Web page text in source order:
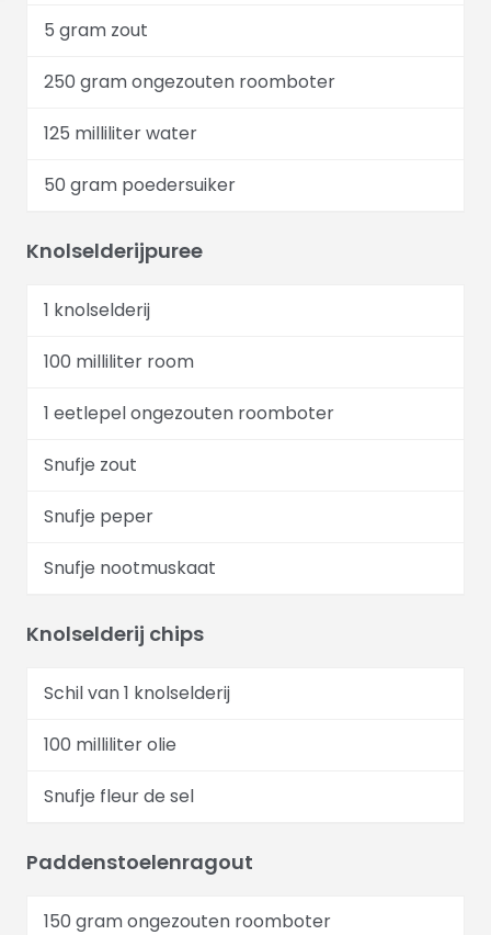
5 gram zout
250 gram ongezouten roomboter
125 milliliter water
50 gram poedersuiker
Knolselderijpuree
1 knolselderij
100 milliliter room
1 eetlepel ongezouten roomboter
Snufje zout
Snufje peper
Snufje nootmuskaat
Knolselderij chips
Schil van 1 knolselderij
100 milliliter olie
Snufje fleur de sel
Paddenstoelenragout
150 gram ongezouten roomboter